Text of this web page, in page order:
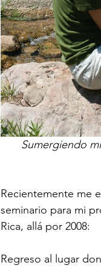
Sumergiendo
Recientemente me
seminario para mi
Rica, allá por 2008:
Regreso al lugar